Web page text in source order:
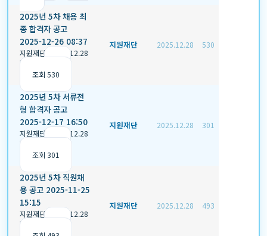
2025년 5차 채용 최
종 합격자 공고
2025-12-26 08:37
지원재단
2025.12.28
|
조회 530
지원재단 2025.12.28 530
2025년 5차 서류전
형 합격자 공고
2025-12-17 16:50
지원재단
2025.12.28
|
조회 301
지원재단 2025.12.28 301
2025년 5차 직원채
용 공고 2025-11-25
15:15
지원재단
2025.12.28
|
지원재단 2025.12.28 493